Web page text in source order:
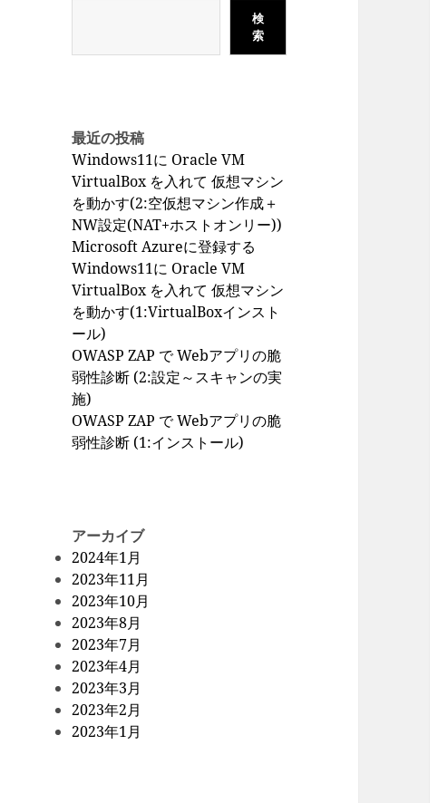
検
索
最近の投稿
Windows11に Oracle VM
VirtualBox を入れて 仮想マシン
を動かす(2:空仮想マシン作成＋
NW設定(NAT+ホストオンリー))
Microsoft Azureに登録する
Windows11に Oracle VM
VirtualBox を入れて 仮想マシン
を動かす(1:VirtualBoxインスト
ール)
OWASP ZAP で Webアプリの脆
弱性診断 (2:設定～スキャンの実
施)
OWASP ZAP で Webアプリの脆
弱性診断 (1:インストール)
アーカイブ
2024年1月
2023年11月
2023年10月
2023年8月
2023年7月
2023年4月
2023年3月
2023年2月
2023年1月